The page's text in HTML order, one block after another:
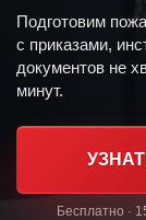
Подготовим
с приказами,
документов не
минут.
Бесплатно ·